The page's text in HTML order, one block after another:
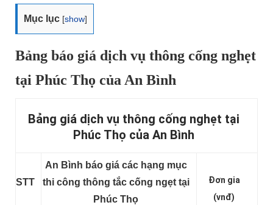
Mục lục [show]
Bảng báo giá dịch vụ thông cống nghẹt
tại Phúc Thọ của An Bình
Bảng giá dịch vụ thông cống nghẹt tại
Phúc Thọ của An Bình
STT
An Bình báo giá các hạng mục
thi công thông tắc cống ngẹt tại
Phúc Thọ
Đơn gia
(vnđ)